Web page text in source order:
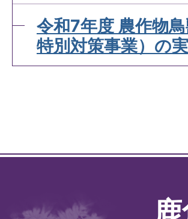
令和7年度 農作物
特別対策事業）の